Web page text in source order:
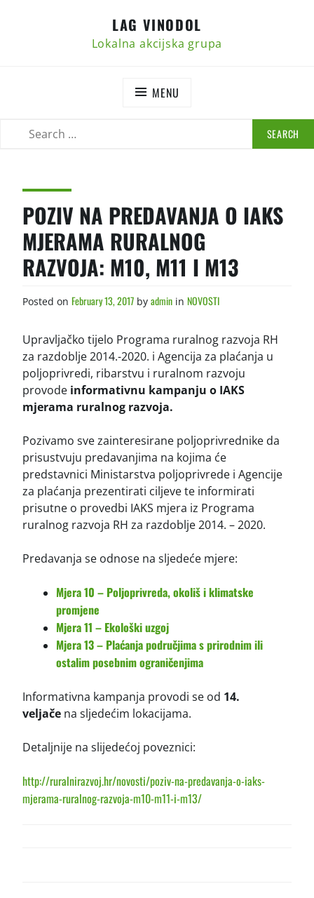
LAG VINODOL
Lokalna akcijska grupa
MENU
POZIV NA PREDAVANJA O IAKS
MJERAMA RURALNOG
RAZVOJA: M10, M11 I M13
Posted on February 13, 2017 by admin in NOVOSTI
Upravljačko tijelo Programa ruralnog razvoja RH
za razdoblje 2014.-2020. i Agencija za plaćanja u
poljoprivredi, ribarstvu i ruralnom razvoju
provode informativnu kampanju o IAKS
mjerama ruralnog razvoja.
Pozivamo sve zainteresirane poljoprivrednike da
prisustvuju predavanjima na kojima će
predstavnici Ministarstva poljoprivrede i Agencije
za plaćanja prezentirati ciljeve te informirati
prisutne o provedbi IAKS mjera iz Programa
ruralnog razvoja RH za razdoblje 2014. – 2020.
Predavanja se odnose na sljedeće mjere:
Mjera 10 – Poljoprivreda, okoliš i klimatske
promjene
Mjera 11 – Ekološki uzgoj
Mjera 13 – Plaćanja područjima s prirodnim ili
ostalim posebnim ograničenjima
Informativna kampanja provodi se od 14.
veljače na sljedećim lokacijama.
Detaljnije na slijedećoj poveznici:
http://ruralnirazvoj.hr/novosti/poziv-na-predavanja-o-iaks-
mjerama-ruralnog-razvoja-m10-m11-i-m13/